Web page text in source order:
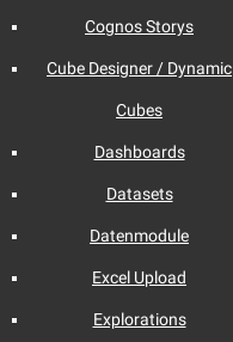
Cognos Storys
Cube Designer / Dynamic
Cubes
Dashboards
Datasets
Datenmodule
Excel Upload
Explorations